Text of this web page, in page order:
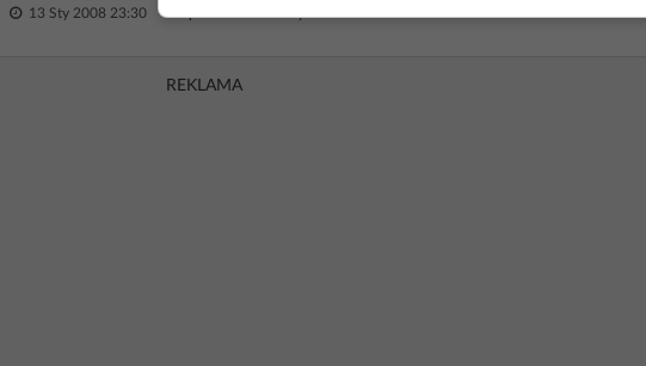
13 Sty 2008 23:30
REKLAMA